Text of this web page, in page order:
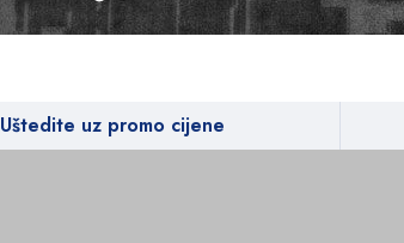
Uštedite uz promo cijene